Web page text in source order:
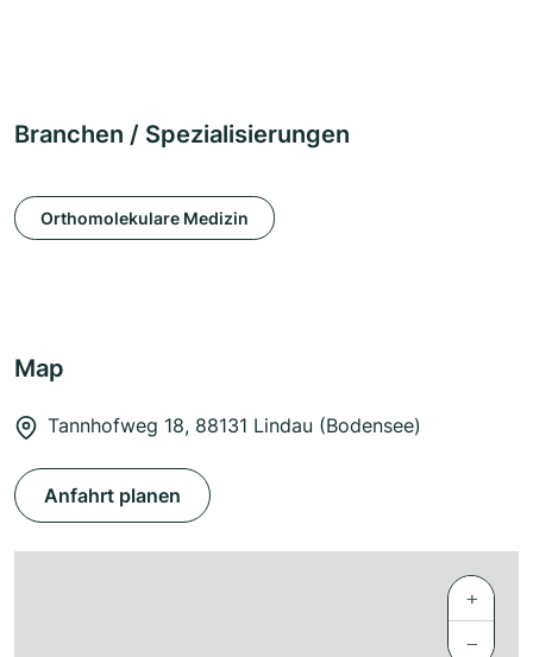
Branchen / Spezialisierungen
Orthomolekulare Medizin
Map
Tannhofweg 18, 88131 Lindau (Bodensee)
Anfahrt planen
+
−